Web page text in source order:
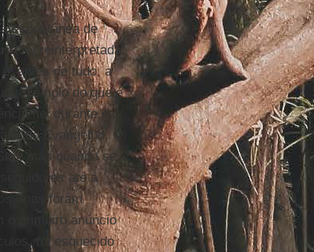
espontânea de
foi reinterpretada,
é, antes de tudo, a
exemplo do que é
fiel durante os
do Evangelho. O
mas quando se
até a
mas foram
o primeiro anúncio
foi esquecido